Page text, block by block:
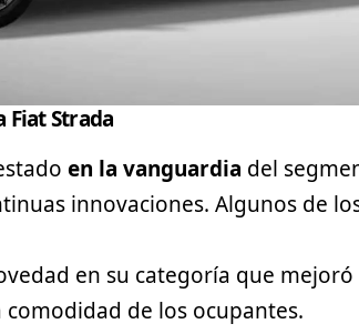
Fiat Strada
en la vanguardia del
innovaciones. Algunos de
en su categoría que mejoró
de los ocupantes.